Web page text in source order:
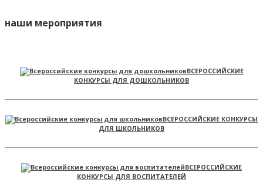
наши мероприятия
ВСЕРОССИЙСКИЕ
КОНКУРСЫ ДЛЯ ДОШКОЛЬНИКОВ
ВСЕРОССИЙСКИЕ КОНКУРСЫ
ДЛЯ ШКОЛЬНИКОВ
ВСЕРОССИЙСКИЕ
КОНКУРСЫ ДЛЯ ВОСПИТАТЕЛЕЙ